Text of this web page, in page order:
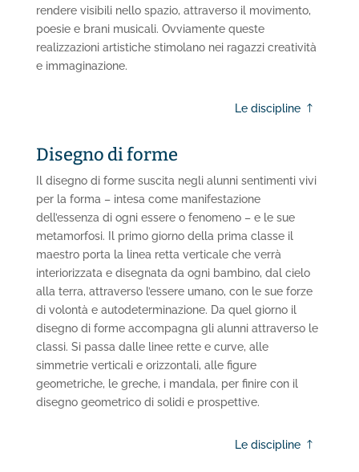
rendere visibili nello spazio, attraverso il movimento,
poesie e brani musicali. Ovviamente queste
realizzazioni artistiche stimolano nei ragazzi creatività
e immaginazione.
Le discipline
Disegno di forme
Il disegno di forme suscita negli alunni sentimenti vivi
per la forma – intesa come manifestazione
dell’essenza di ogni essere o fenomeno – e le sue
metamorfosi. Il primo giorno della prima classe il
maestro porta la linea retta verticale che verrà
interiorizzata e disegnata da ogni bambino, dal cielo
alla terra, attraverso l’essere umano, con le sue forze
di volontà e autodeterminazione. Da quel giorno il
disegno di forme accompagna gli alunni attraverso le
classi. Si passa dalle linee rette e curve, alle
simmetrie verticali e orizzontali, alle figure
geometriche, le greche, i mandala, per finire con il
disegno geometrico di solidi e prospettive.
Le discipline